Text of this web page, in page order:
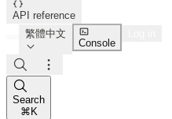

API reference
繁體中文


Console



Search
⌘K